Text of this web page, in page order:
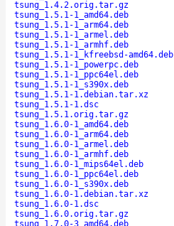
tsung_1.4.2.orig.tar.gz
tsung_1.5.1-1_amd64.deb
tsung_1.5.1-1_arm64.deb
tsung_1.5.1-1_armel.deb
tsung_1.5.1-1_armhf.deb
tsung_1.5.1-1_kfreebsd-amd64.deb
tsung_1.5.1-1_powerpc.deb
tsung_1.5.1-1_ppc64el.deb
tsung_1.5.1-1_s390x.deb
tsung_1.5.1-1.debian.tar.xz
tsung_1.5.1-1.dsc
tsung_1.5.1.orig.tar.gz
tsung_1.6.0-1_amd64.deb
tsung_1.6.0-1_arm64.deb
tsung_1.6.0-1_armel.deb
tsung_1.6.0-1_armhf.deb
tsung_1.6.0-1_mips64el.deb
tsung_1.6.0-1_ppc64el.deb
tsung_1.6.0-1_s390x.deb
tsung_1.6.0-1.debian.tar.xz
tsung_1.6.0-1.dsc
tsung_1.6.0.orig.tar.gz
tsung_1.7.0-3_amd64.deb